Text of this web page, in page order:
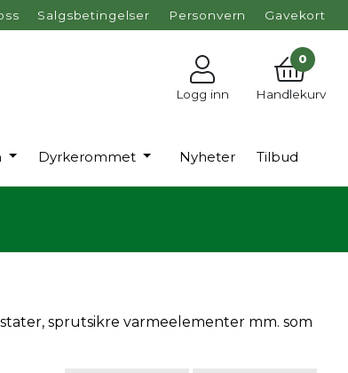
Salgsbetingelser Personvern Gavekort
Logg inn
0
Handlekurv
Dyrkerommet Nyheter Tilbud
sprutsikre varmeelementer mm. som